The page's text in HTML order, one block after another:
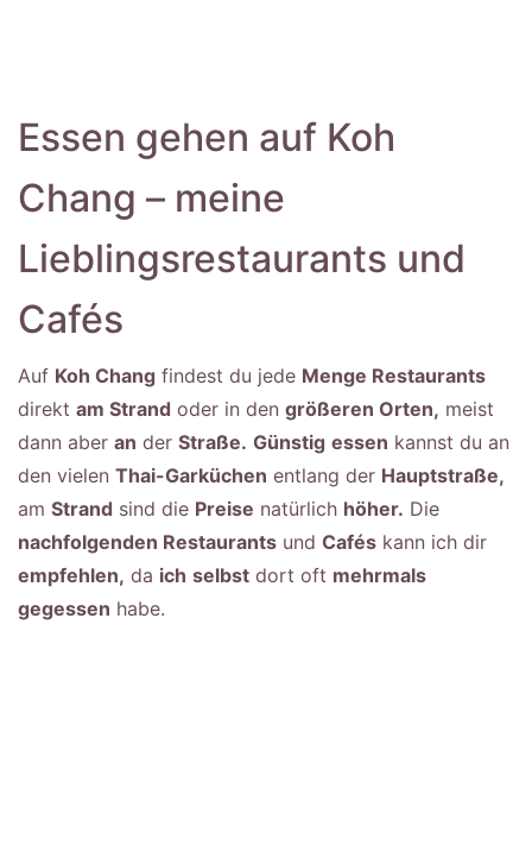
Essen gehen auf Koh
Chang – meine
Lieblingsrestaurants und
Cafés
Auf Koh Chang findest du jede Menge Restaurants
direkt am Strand oder in den größeren Orten, meist
dann aber an der Straße. Günstig essen kannst du an
den vielen Thai-Garküchen entlang der Hauptstraße,
am Strand sind die Preise natürlich höher. Die
nachfolgenden Restaurants und Cafés kann ich dir
empfehlen, da ich selbst dort oft mehrmals
gegessen habe.